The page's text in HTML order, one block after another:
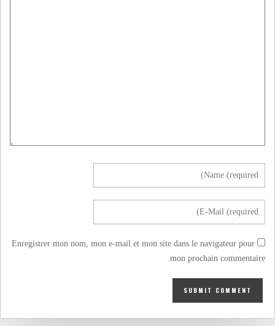
Enregistrer mon nom, mon e-mail et mon site dans le navigateur pour
mon prochain commentaire.